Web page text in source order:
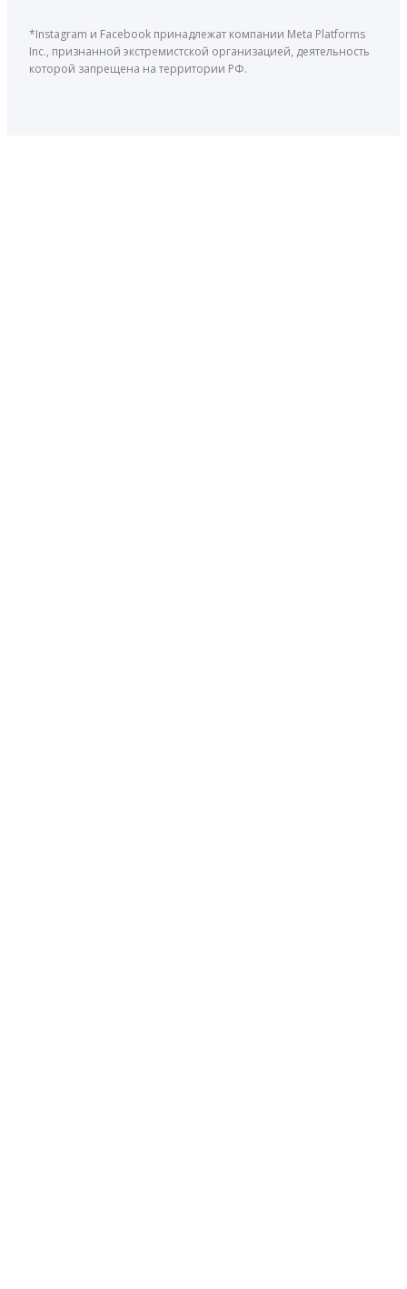
*Instagram и Facebook принадлежат компании Meta Platforms
Inc., признанной экстремистской организацией, деятельность
которой запрещена на территории РФ.